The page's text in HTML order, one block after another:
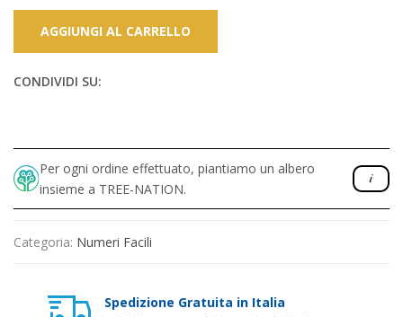
AGGIUNGI AL CARRELLO
CONDIVIDI SU:
Per ogni ordine effettuato, piantiamo un albero
insieme a TREE-NATION.
Categoria: Numeri Facili
Spedizione Gratuita in Italia